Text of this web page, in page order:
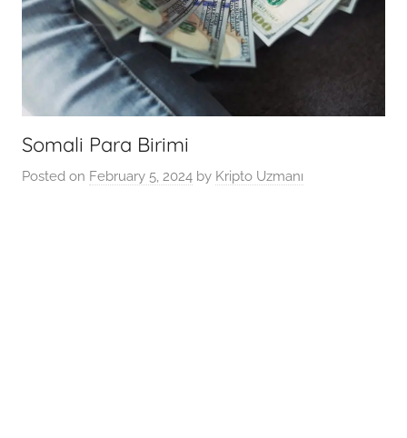
Somali Para Birimi
Posted on February 5, 2024 by Kripto Uzmanı